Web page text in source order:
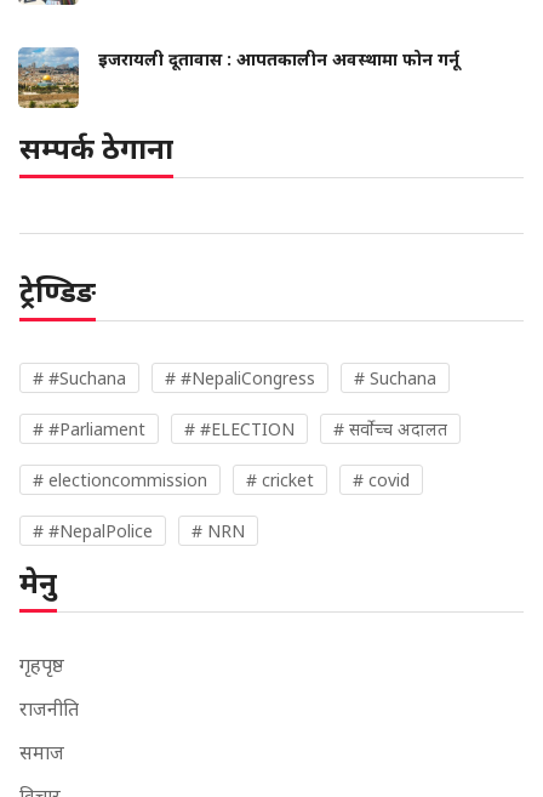
इजरायली दूतावास : आपतकालीन अवस्थामा फोन गर्नू
सम्पर्क ठेगाना
ट्रेण्डिङ
# #Suchana # #NepaliCongress # Suchana
# #Parliament # #ELECTION # सर्वोच्च अदालत
# electioncommission # cricket # covid
# #NepalPolice # NRN
मेनु
गृहपृष्ठ
राजनीति
समाज